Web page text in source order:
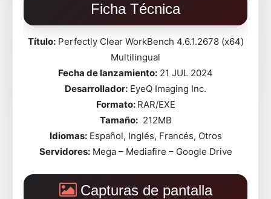
Ficha Técnica
Título:Perfectly Clear WorkBench 4.6.1.2678 (x64)
Multilingual
Fecha de lanzamiento: 21 JUL 2024
Desarrollador: EyeQ Imaging Inc.
Formato: RAR/EXE
Tamaño:212MB
Idiomas:Español, Inglés, Francés, Otros
Servidores:Mega – Mediafire – Google Drive
Capturas de pantalla